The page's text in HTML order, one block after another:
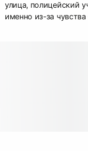
улица, полицейский
именно из-за чувства